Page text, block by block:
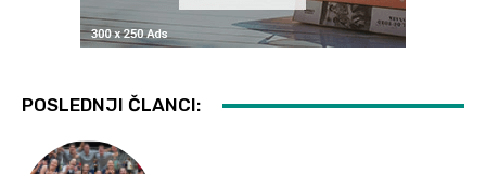
POSLEDNJI ČLANCI: